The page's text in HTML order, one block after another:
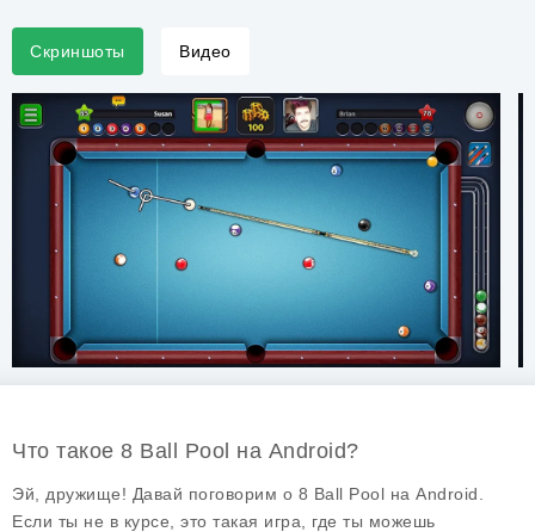
Скриншоты Видео
Что такое 8 Ball Pool на Android?
Эй, дружище! Давай поговорим о 8 Ball Pool на Android.
Если ты не в курсе, это такая игра, где ты можешь